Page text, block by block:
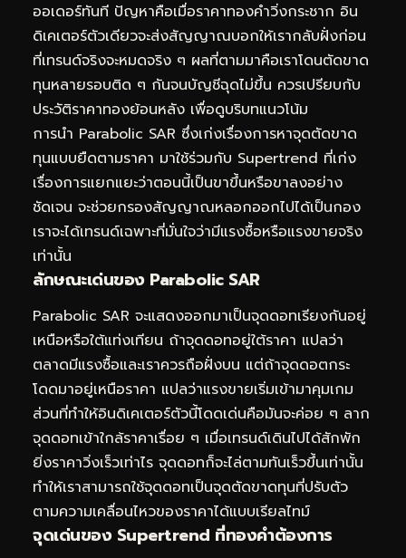
ออเดอร์ทันที ปัญหาคือเมื่อราคาทองคำวิ่งกระชาก อิน
ดิเคเตอร์ตัวเดียวจะส่งสัญญาณบอกให้เรากลับฝั่งก่อน
ที่เทรนด์จริงจะหมดจริง ๆ ผลที่ตามมาคือเราโดนตัดขาด
ทุนหลายรอบติด ๆ กันจนบัญชีฉุดไม่ขึ้น ควรเปรียบกับ
ประวัติราคาทองย้อนหลัง เพื่อดูบริบทแนวโน้ม
การนำ Parabolic SAR ซึ่งเก่งเรื่องการหาจุดตัดขาด
ทุนแบบยืดตามราคา มาใช้ร่วมกับ Supertrend ที่เก่ง
เรื่องการแยกแยะว่าตอนนี้เป็นขาขึ้นหรือขาลงอย่าง
ชัดเจน จะช่วยกรองสัญญาณหลอกออกไปได้เป็นกอง
เราจะได้เทรนด์เฉพาะที่มั่นใจว่ามีแรงซื้อหรือแรงขายจริง
เท่านั้น
ลักษณะเด่นของ Parabolic SAR
Parabolic SAR จะแสดงออกมาเป็นจุดดอทเรียงกันอยู่
เหนือหรือใต้แท่งเทียน ถ้าจุดดอทอยู่ใต้ราคา แปลว่า
ตลาดมีแรงซื้อและเราควรถือฝั่งบน แต่ถ้าจุดดอตกระ
โดดมาอยู่เหนือราคา แปลว่าแรงขายเริ่มเข้ามาคุมเกม
ส่วนที่ทำให้อินดิเคเตอร์ตัวนี้โดดเด่นคือมันจะค่อย ๆ ลาก
จุดดอทเข้าใกล้ราคาเรื่อย ๆ เมื่อเทรนด์เดินไปได้สักพัก
ยิ่งราคาวิ่งเร็วเท่าไร จุดดอทก็จะไล่ตามทันเร็วขึ้นเท่านั้น
ทำให้เราสามารถใช้จุดดอทเป็นจุดตัดขาดทุนที่ปรับตัว
ตามความเคลื่อนไหวของราคาได้แบบเรียลไทม์
จุดเด่นของ Supertrend ที่ทองคำต้องการ